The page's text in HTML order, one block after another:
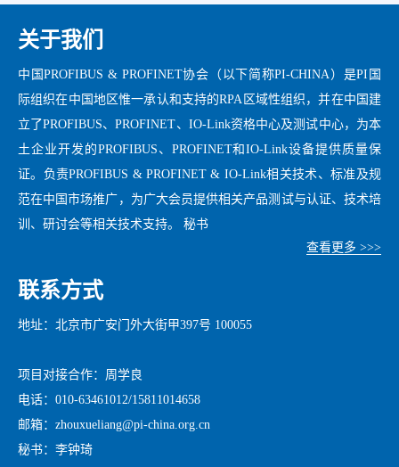
关于我们
中国PROFIBUS & PROFINET协会（以下简称PI-CHINA）是PI国
际组织在中国地区惟一承认和支持的RPA区域性组织，并在中国建
立了PROFIBUS、PROFINET、IO-Link资格中心及测试中心，为本
土企业开发的PROFIBUS、PROFINET和IO-Link设备提供质量保
证。负责PROFIBUS & PROFINET & IO-Link相关技术、标准及规
范在中国市场推广，为广大会员提供相关产品测试与认证、技术培
训、研讨会等相关技术支持。 秘书
查看更多 >>>
联系方式
地址：北京市广安门外大街甲397号 100055
项目对接合作：周学良
电话：010-63461012/15811014658
邮箱：zhouxueliang@pi-china.org.cn
秘书：李钟琦